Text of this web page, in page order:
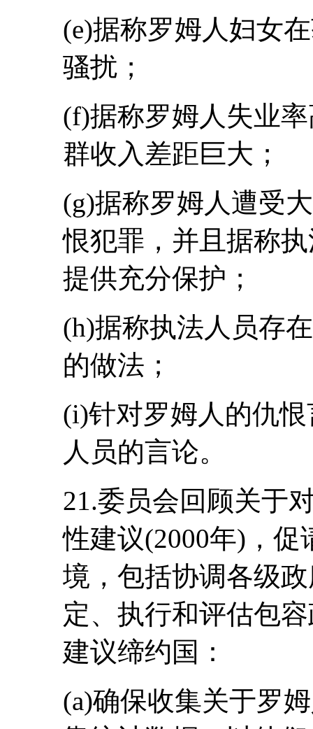
(e)据称罗姆人妇女
骚扰；
(f)据称罗姆人失业
群收入差距巨大；
(g)据称罗姆人遭受
恨犯罪，并且据称
提供充分保护；
(h)据称执法人员存
的做法；
(i)针对罗姆人的仇
人员的言论。
21.委员会回顾关于
性建议(2000年)，
境，包括协调各级
定、执行和评估包
建议缔约国：
(a)确保收集关于罗